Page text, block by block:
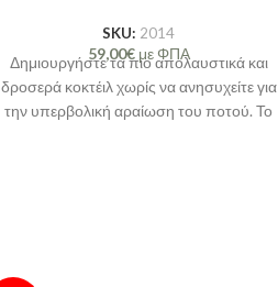
SKU: 2014
59,00€με ΦΠΑ
Δημιουργήστε τα πιο απολαυστικά και
δροσερά κοκτέιλ χωρίς να ανησυχείτε για
την υπερβολική αραίωση του ποτού. Το